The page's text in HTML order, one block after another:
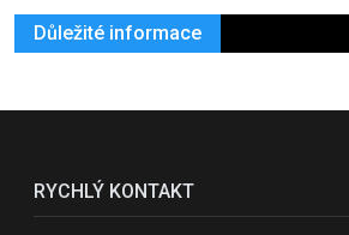
Důležité informace
RYCHLÝ KONTAKT